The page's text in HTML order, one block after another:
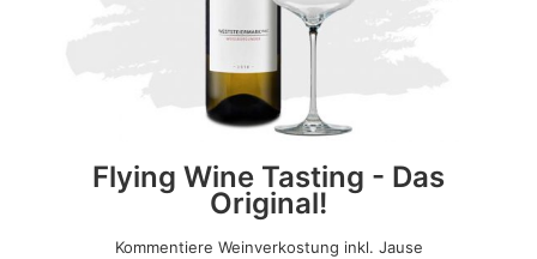
Flying Wine Tasting - Das
Original!
Kommentiere Weinverkostung inkl. Jause